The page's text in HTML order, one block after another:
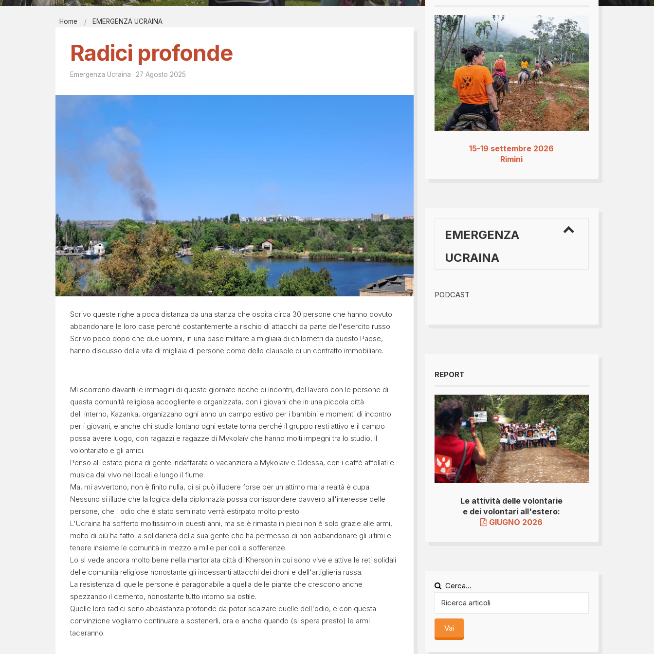
Contatti
Tesseramento 2026
Shop online: magliette, bomboniere...
Home EMERGENZA UCRAINA
Radici profonde
Emergenza Ucraina 27 Agosto 2025
Scrivo queste righe a poca distanza da una stanza che ospita circa 30 persone che hanno dovuto
abbandonare le loro case perché costantemente a rischio di attacchi da parte dell'esercito russo.
Scrivo poco dopo che due uomini, in una base militare a migliaia di chilometri da questo Paese,
hanno discusso della vita di migliaia di persone come delle clausole di un contratto immobiliare.
Mi scorrono davanti le immagini di queste giornate ricche di incontri, del lavoro con le persone di
questa comunità religiosa accogliente e organizzata, con i giovani che in una piccola città
dell'interno, Kazanka, organizzano ogni anno un campo estivo per i bambini e momenti di incontro
per i giovani, e anche chi studia lontano ogni estate torna perché il gruppo resti attivo e il campo
possa avere luogo, con ragazzi e ragazze di Mykolaïv che hanno molti impegni tra lo studio, il
volontariato e gli amici.
Penso all'estate piena di gente indaffarata o vacanziera a Mykolaïv e Odessa, con i caffè affollati e
musica dal vivo nei locali e lungo il fiume.
Ma, mi avvertono, non è finito nulla, ci si può illudere forse per un attimo ma la realtà è cupa.
Nessuno si illude che la logica della diplomazia possa corrispondere davvero all'interesse delle
persone, che l'odio che è stato seminato verrà estirpato molto presto.
L'Ucraina ha sofferto moltissimo in questi anni, ma se è rimasta in piedi non è solo grazie alle armi,
molto di più ha fatto la solidarietà della sua gente che ha permesso di non abbandonare gli ultimi e
tenere insieme le comunità in mezzo a mille pericoli e sofferenze.
Lo si vede ancora molto bene nella martoriata città di Kherson in cui sono vive e attive le reti solidali
delle comunità religiose nonostante gli incessanti attacchi dei droni e dell'artiglieria russa.
La resistenza di quelle persone è paragonabile a quella delle piante che crescono anche
spezzando il cemento, nonostante tutto intorno sia ostile.
Quelle loro radici sono abbastanza profonde da poter scalzare quelle dell'odio, e con questa
convinzione vogliamo continuare a sostenerli, ora e anche quando (si spera presto) le armi
taceranno.
15-19 settembre 2026
Rimini
EMERGENZA
UCRAINA
PODCAST
REPORT
Le attività delle volontarie
e dei volontari all'estero:
GIUGNO 2026
Cerca...
Vai